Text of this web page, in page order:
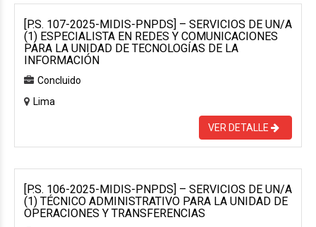
[P.S. 107-2025-MIDIS-PNPDS] – SERVICIOS DE UN/A
(1) ESPECIALISTA EN REDES Y COMUNICACIONES
PARA LA UNIDAD DE TECNOLOGÍAS DE LA
INFORMACIÓN
Concluido
Lima
VER DETALLE
[P.S. 106-2025-MIDIS-PNPDS] – SERVICIOS DE UN/A
(1) TÉCNICO ADMINISTRATIVO PARA LA UNIDAD DE
OPERACIONES Y TRANSFERENCIAS